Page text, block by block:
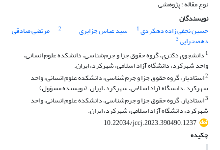
نوع مقاله : پژوهشی
نویسندگان
حسین نجفی زاده دهکردی1 سید عباس جزایری 2 مرتضی صادقی
دهصحرایی3
1 دانشجوی دکتری، گروه حقوق جزا و جرم‌شناسی، دانشکده علوم انسانی،
واحد شهرکرد، دانشگاه آزاد اسلامی، شهرکرد، ایران.
2استادیار، گروه حقوق جزا و جرم‌شناسی، دانشکده علوم انسانی، واحد
شهرکرد، دانشگاه آزاد اسلامی، شهرکرد، ایران. (نویسنده مسؤول)
3استادیار، گروه حقوق جزا و جرم‌شناسی، دانشکده علوم انسانی، واحد
شهرکرد، دانشگاه آزاد اسلامی، شهرکرد، ایران.
10.22034/jccj.2023.390490.1237
چکیده